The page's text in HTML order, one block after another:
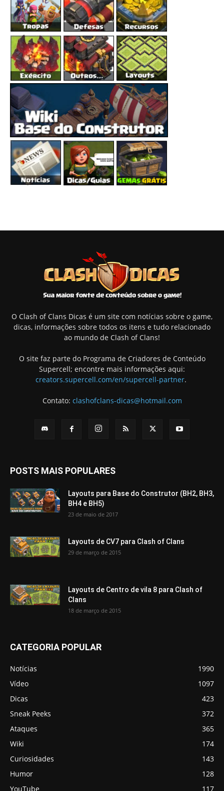
O Clash of Clans Dicas é um site com notícias sobre o game,
dicas, informações sobre todos os itens e tudo relacionado
ao mundo de Clash of Clans!
O site faz parte do Programa de Criadores de Conteúdo
Supercell; encontre mais informações aqui:
creators.supercell.com/en/supercell-partner.
Contato: clashofclans-dicas@hotmail.com
POSTS MAIS POPULARES
Layouts para Base do Construtor (BH2, BH3,
BH4 e BH5)
23 de maio de 2017
Layouts de CV7 para Clash of Clans
29 de março de 2015
Layouts de Centro de vila 8 para Clash of
Clans
18 de março de 2015
CATEGORIA POPULAR
Notícias
1990
Vídeo
1097
Dicas
423
Sneak Peeks
372
Ataques
365
Wiki
174
Curiosidades
143
Humor
128
YouTube
117